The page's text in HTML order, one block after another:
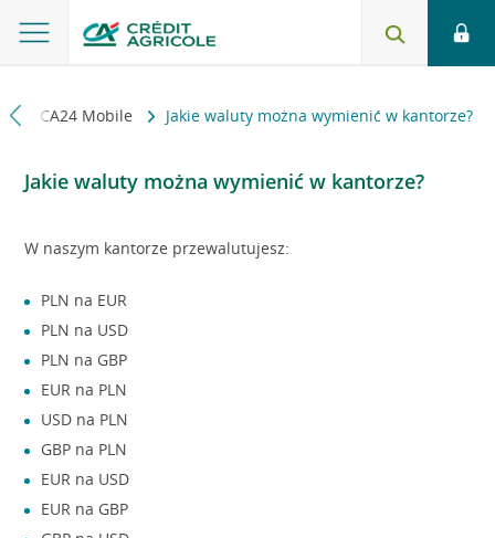
CA24 Mobile Jakie waluty można wymienić w kantorze?
Jakie waluty można wymienić w kantorze?
W naszym kantorze przewalutujesz:
PLN na EUR
PLN na USD
PLN na GBP
EUR na PLN
USD na PLN
GBP na PLN
EUR na USD
EUR na GBP